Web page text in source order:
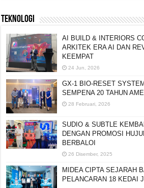
TEKNOLOGI
AI BUILD & INTERIORS
ARKITEK ERA AI DAN
KEEMPAT
24 Jun, 2026
GX-1 BIO-RESET
SEMPENA 20 TAHUN
28 Februari, 2026
SUDIO & SUBTLE
DENGAN PROMOSI
BERBALOI
26 Disember, 2025
MIDEA CIPTA SEJARAH
PELANCARAN 18 KEDAI